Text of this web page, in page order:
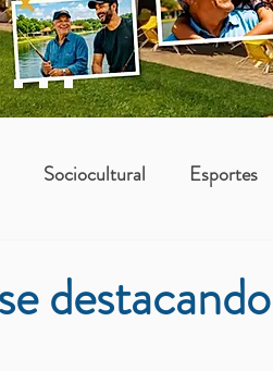
Sociocultural Esportes